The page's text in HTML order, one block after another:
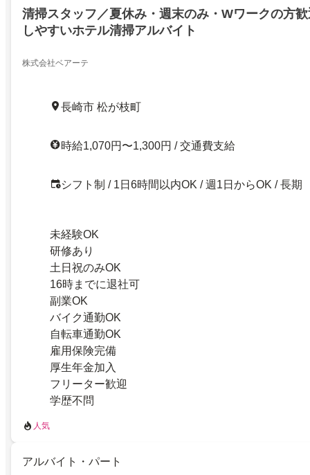
清掃スタッフ／夏休み・週末のみ・Wワークの方
しやすいホテル清掃アルバイト
株式会社ベアーテ
長崎市 松が枝町
時給1,070円〜1,300円 / 交通費支給
シフト制 / 1日6時間以内OK / 週1日からOK / 長期
未経験OK
研修あり
土日祝のみOK
16時までに退社可
副業OK
バイク通勤OK
自転車通勤OK
雇用保険完備
厚生年金加入
フリーター歓迎
学歴不問
人気
アルバイト・パート